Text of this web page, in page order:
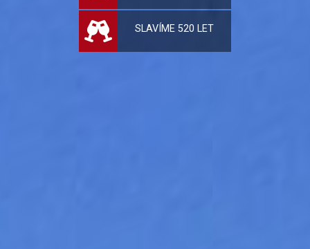
SLAVÍME 520 LET